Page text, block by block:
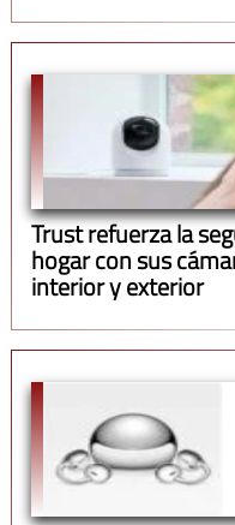
Trust refuerza la
hogar con sus
interior y exterior